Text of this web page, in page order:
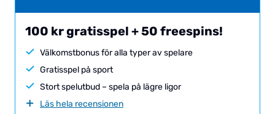
100 kr gratisspel + 50 freespins!
Välkomstbonus för alla typer av spelare
Gratisspel på sport
Stort spelutbud – spela på lägre ligor
Läs hela recensionen